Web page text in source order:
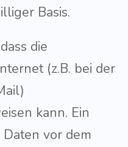
Basis.
die
(z.B. bei der
kann. Ein
vor dem